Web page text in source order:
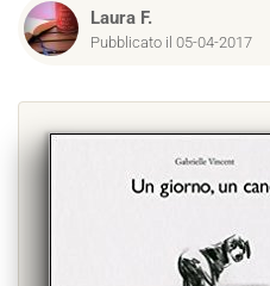
Laura F.
Pubblicato il 05-04-2017